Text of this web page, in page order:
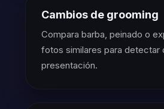
Cambios de grooming
Compara barba, peinado o
fotos similares para detectar
presentación.